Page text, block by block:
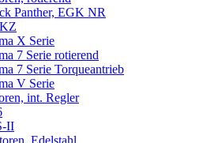
Panther, EGK NR
X Serie
7 Serie rotierend
7 Serie Torqueantrieb
V Serie
int. Regler
II
Edelstahl